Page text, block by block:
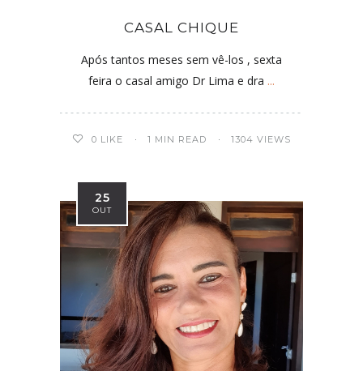
CASAL CHIQUE
Após tantos meses sem vê-los , sexta
feira o casal amigo Dr Lima e dra ...
0 LIKE 1 MIN READ 1304 VIEWS
25
OUT